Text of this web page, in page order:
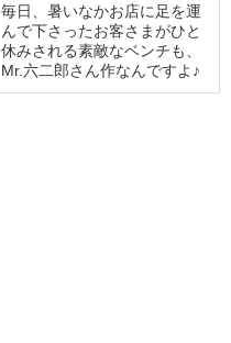
毎日、暑いなかお店に足を運
んで下さったお客さまがひと
休みされる素敵なベンチも、
Mr.六二郎さん作なんですよ♪